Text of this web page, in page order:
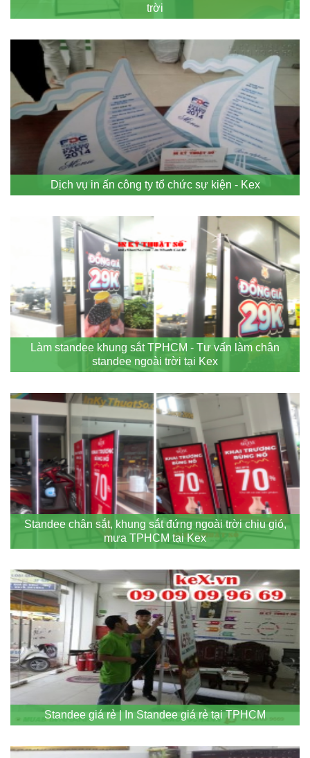
trời
Dịch vụ in ấn công ty tổ chức sự kiện - Kex
Làm standee khung sắt TPHCM - Tư vấn làm chân
standee ngoài trời tại Kex
Standee chân sắt, khung sắt đứng ngoài trời chịu gió,
mưa TPHCM tại Kex
Standee giá rẻ | In Standee giá rẻ tại TPHCM